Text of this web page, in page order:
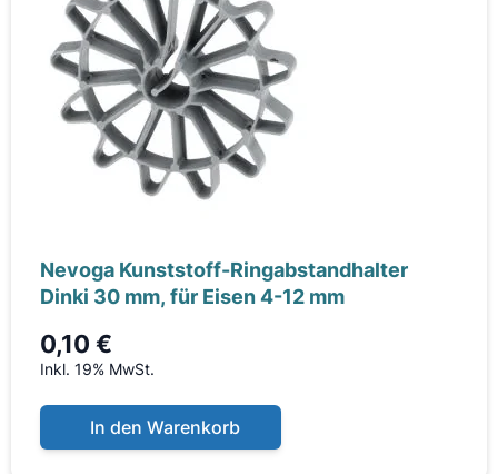
Nevoga Kunststoff-Ringabstandhalter
Dinki 30 mm, für Eisen 4-12 mm
0,10 €
Inkl. 19% MwSt.
In den Warenkorb